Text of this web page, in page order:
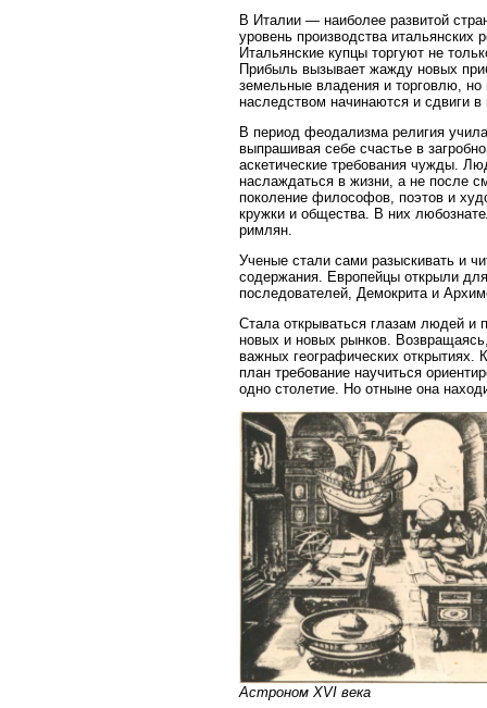
В Италии — наиболее развитой
уровень производства
Итальянские купцы торгуют не
Прибыль вызывает жажду новых
земельные владения и торговлю, но
наследством начинаются и сдвиги в
В период феодализма религия
выпрашивая себе счастье в
аскетические требования чужды.
наслаждаться в жизни, а не после
поколение философов, поэтов и
кружки и общества. В них
римлян.
Ученые стали сами разыскивать и
содержания. Европейцы открыли
последователей, Демокрита и
Стала открываться глазам людей и
новых и новых рынков.
важных географических открытиях.
план требование научиться
одно столетие. Но отныне она
Астроном XVI века